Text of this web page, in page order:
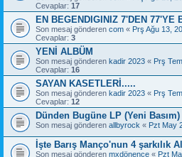
Cevaplar: 17
EN BEGENDIGINIZ 7'DEN 77'YE
Son mesaj gönderen com « Prş Ağu 13,
Cevaplar: 3
YENİ ALBÜM
Son mesaj gönderen kadir 2023 « Prş
Cevaplar: 16
SAYAN KASETLERİ.....
Son mesaj gönderen kadir 2023 « Prş
Cevaplar: 12
Dünden Bugüne LP (Yeni Basım)
Son mesaj gönderen allbyrock « Pzt May
İşte Barış Manço'nun 4 şarkılık
Son mesaj gönderen mxdönence « Pzt